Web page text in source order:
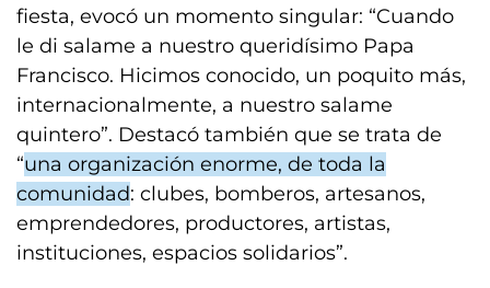
fiesta, evocó un momento singular: “Cuando
le di salame a nuestro queridísimo Papa
Francisco. Hicimos conocido, un poquito más,
internacionalmente, a nuestro salame
quintero”. Destacó también que se trata de
“una organización enorme, de toda la
comunidad: clubes, bomberos, artesanos,
emprendedores, productores, artistas,
instituciones, espacios solidarios”.